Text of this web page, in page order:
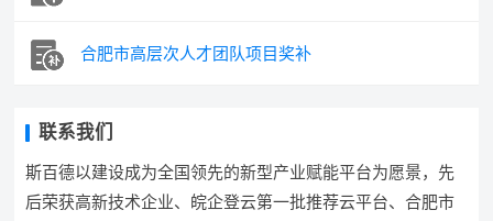
合肥市高层次人才团队项目奖补
联系我们
斯百德以建设成为全国领先的新型产业赋能平台为愿景，先
后荣获高新技术企业、皖企登云第一批推荐云平台、合肥市